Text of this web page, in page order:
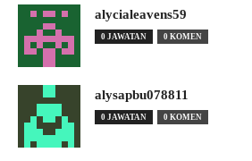
alycialeavens59
0 JAWATAN 0 KOMEN
alysapbu078811
0 JAWATAN 0 KOMEN